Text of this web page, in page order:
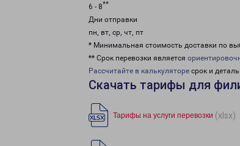
6 - 8**
Дни отправки
пн, вт, ср, чт, пт
* Минимальная стоимость доставки по
** Срок перевозки является
Рассчитайте в калькуляторе срок и
Скачать тарифы для
Тарифы на услуги перевозки (xlsx)